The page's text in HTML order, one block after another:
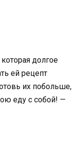
долгое
ей рецепт
их побольше,
еду с собой! —